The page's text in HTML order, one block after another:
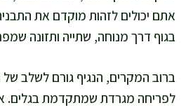
אתם יכולים לזהות מוקדם את
בגוף דרך מנוחה, שתייה ותזונה
ברוב המקרים, הנגיף גורם לשלב של
לפריחה מגרדת שמתקדמת בגלים.